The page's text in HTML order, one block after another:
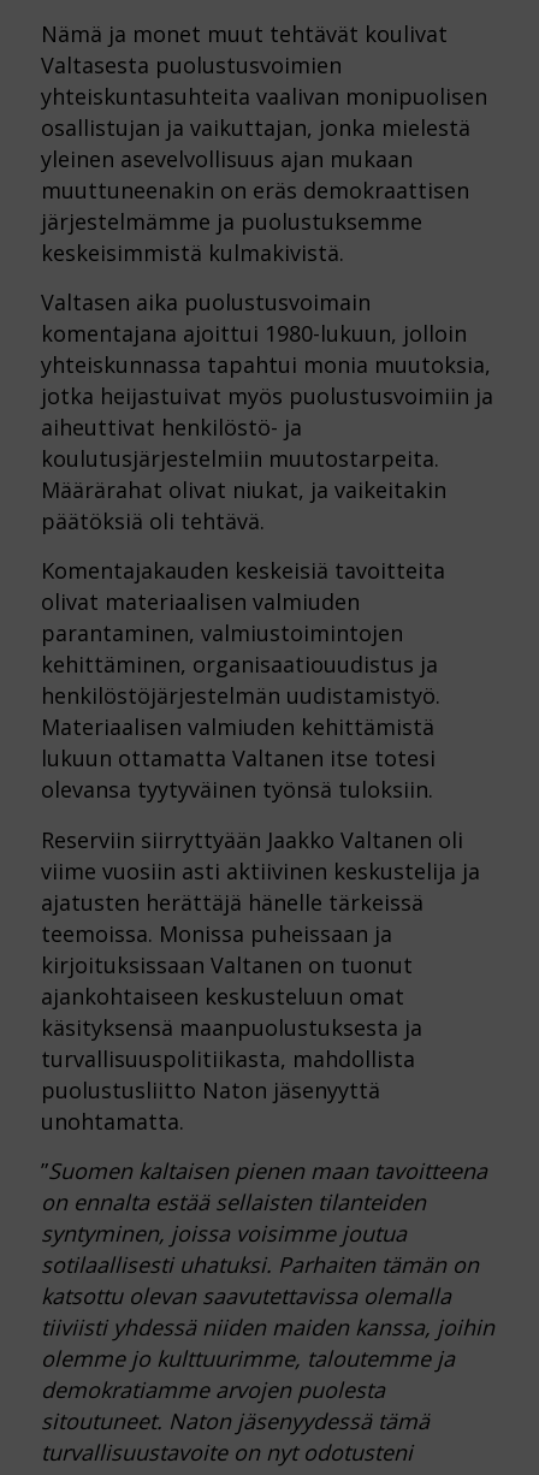
Nämä ja monet muut tehtävät koulivat
Valtasesta puolustusvoimien
yhteiskuntasuhteita vaalivan monipuolisen
osallistujan ja vaikuttajan, jonka mielestä
yleinen asevelvollisuus ajan mukaan
muuttuneenakin on eräs demokraattisen
järjestelmämme ja puolustuksemme
keskeisimmistä kulmakivistä.
Valtasen aika puolustusvoimain
komentajana ajoittui 1980-lukuun, jolloin
yhteiskunnassa tapahtui monia muutoksia,
jotka heijastuivat myös puolustusvoimiin ja
aiheuttivat henkilöstö- ja
koulutusjärjestelmiin muutostarpeita.
Määrärahat olivat niukat, ja vaikeitakin
päätöksiä oli tehtävä.
Komentajakauden keskeisiä tavoitteita
olivat materiaalisen valmiuden
parantaminen, valmiustoimintojen
kehittäminen, organisaatiouudistus ja
henkilöstöjärjestelmän uudistamistyö.
Materiaalisen valmiuden kehittämistä
lukuun ottamatta Valtanen itse totesi
olevansa tyytyväinen työnsä tuloksiin.
Reserviin siirryttyään Jaakko Valtanen oli
viime vuosiin asti aktiivinen keskustelija ja
ajatusten herättäjä hänelle tärkeissä
teemoissa. Monissa puheissaan ja
kirjoituksissaan Valtanen on tuonut
ajankohtaiseen keskusteluun omat
käsityksensä maanpuolustuksesta ja
turvallisuuspolitiikasta, mahdollista
puolustusliitto Naton jäsenyyttä
unohtamatta.
”Suomen kaltaisen pienen maan tavoitteena
on ennalta estää sellaisten tilanteiden
syntyminen, joissa voisimme joutua
sotilaallisesti uhatuksi. Parhaiten tämän on
katsottu olevan saavutettavissa olemalla
tiiviisti yhdessä niiden maiden kanssa, joihin
olemme jo kulttuurimme, taloutemme ja
demokratiamme arvojen puolesta
sitoutuneet. Naton jäsenyydessä tämä
turvallisuustavoite on nyt odotusteni